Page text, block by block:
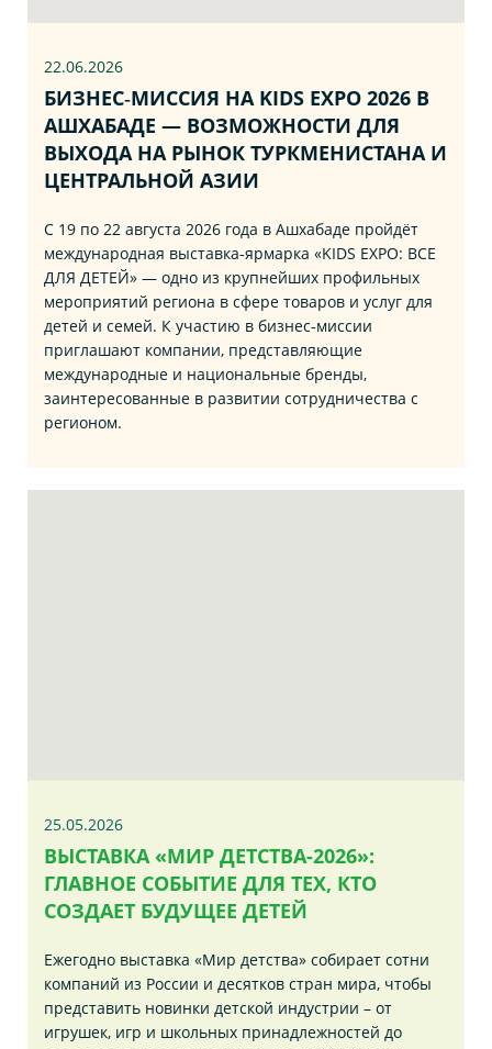
22.06.2026
БИЗНЕС‑МИССИЯ НА KIDS EXPO 2026 В
АШХАБАДЕ — ВОЗМОЖНОСТИ ДЛЯ
ВЫХОДА НА РЫНОК ТУРКМЕНИСТАНА И
ЦЕНТРАЛЬНОЙ АЗИИ
С 19 по 22 августа 2026 года в Ашхабаде пройдёт
международная выставка‑ярмарка «KIDS EXPO: ВСЕ
ДЛЯ ДЕТЕЙ» — одно из крупнейших профильных
мероприятий региона в сфере товаров и услуг для
детей и семей. К участию в бизнес‑миссии
приглашают компании, представляющие
международные и национальные бренды,
заинтересованные в развитии сотрудничества с
регионом.
25.05.2026
ВЫСТАВКА «МИР ДЕТСТВА-2026»:
ГЛАВНОЕ СОБЫТИЕ ДЛЯ ТЕХ, КТО
СОЗДАЕТ БУДУЩЕЕ ДЕТЕЙ
Ежегодно выставка «Мир детства» собирает сотни
компаний из России и десятков стран мира, чтобы
представить новинки детской индустрии – от
игрушек, игр и школьных принадлежностей до